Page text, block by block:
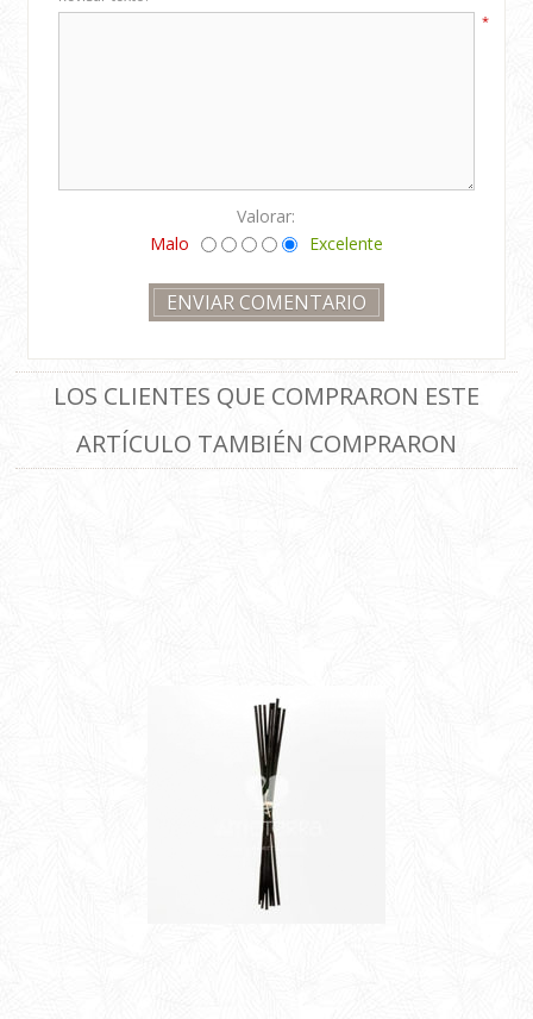
*
Valorar:
Malo
Excelente
LOS CLIENTES QUE COMPRARON ESTE
ARTÍCULO TAMBIÉN COMPRARON